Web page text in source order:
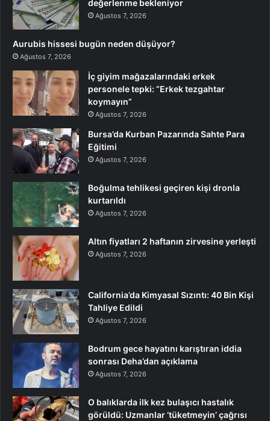
değerlenme bekleniyor
Ağustos 7, 2026
Aurubis hissesi bugün neden düşüyor?
Ağustos 7, 2026
İç giyim mağazalarındaki erkek
personele tepki: “Erkek tezgahtar
koymayın”
Ağustos 7, 2026
Bursa’da Kurban Pazarında Sahte Para
Eğitimi
Ağustos 7, 2026
Boğulma tehlikesi geçiren kişi dronla
kurtarıldı
Ağustos 7, 2026
Altın fiyatları 2 haftanın zirvesine yerleşti
Ağustos 7, 2026
California’da Kimyasal Sızıntı: 40 Bin Kişi
Tahliye Edildi
Ağustos 7, 2026
Bodrum gece hayatını karıştıran iddia
sonrası Deha’dan açıklama
Ağustos 7, 2026
O balıklarda ilk kez bulaşıcı hastalık
görüldü: Uzmanlar ‘tüketmeyin’ çağrısı